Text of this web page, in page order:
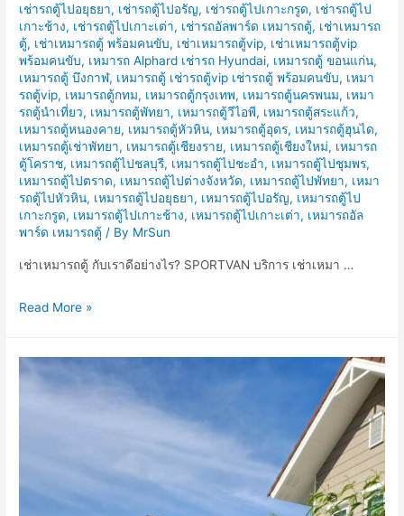
เช่ารถตู้ไปอยุธยา, เช่ารถตู้ไปอรัญ, เช่ารถตู้ไปเกาะกรูด, เช่ารถตู้ไป
เกาะช้าง, เช่ารถตู้ไปเกาะเต่า, เช่ารถอัลพาร์ด เหมารถตู้, เช่าเหมารถ
ตู้, เช่าเหมารถตู้ พร้อมคนขับ, เช่าเหมารถตู้vip, เช่าเหมารถตู้vip
พร้อมคนขับ, เหมารถ Alphard เช่ารถ Hyundai, เหมารถตู้ ขอนแก่น,
เหมารถตู้ บึงกาฬ, เหมารถตู้ เช่ารถตู้vip เช่ารถตู้ พร้อมคนขับ, เหมา
รถตู้vip, เหมารถตู้กทม, เหมารถตู้กรุงเทพ, เหมารถตู้นครพนม, เหมา
รถตู้นำเที่ยว, เหมารถตู้พัทยา, เหมารถตู้วีไอพี, เหมารถตู้สระแก้ว,
เหมารถตู้หนองคาย, เหมารถตู้หัวหิน, เหมารถตู้อุดร, เหมารถตู้ฮุนได,
เหมารถตู้เช่าพัทยา, เหมารถตู้เชียงราย, เหมารถตู้เชียงใหม่, เหมารถ
ตู้โคราช, เหมารถตู้ไปชลบุรี, เหมารถตู้ไปชะอำ, เหมารถตู้ไปชุมพร,
เหมารถตู้ไปตราด, เหมารถตู้ไปต่างจังหวัด, เหมารถตู้ไปพัทยา, เหมา
รถตู้ไปหัวหิน, เหมารถตู้ไปอยุธยา, เหมารถตู้ไปอรัญ, เหมารถตู้ไป
เกาะกรูด, เหมารถตู้ไปเกาะช้าง, เหมารถตู้ไปเกาะเต่า, เหมารถอัล
พาร์ด เหมารถตู้ / By MrSun
เช่าเหมารถตู้ กับเราดีอย่างไร? SPORTVAN บริการ เช่าเหมา …
เช่า
ตู้
Read More »